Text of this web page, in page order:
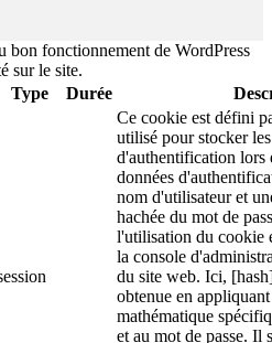
bon fonctionnement de WordPress
sur le site.
Type Durée
Ce cookie est défini
utilisé pour stocker
d'authentification lors
données
nom d'utilisateur et
hachée du mot de
l'utilisation du cookie
la console
du site web. Ici,
obtenue en
mathématique
et au mot de passe. Il